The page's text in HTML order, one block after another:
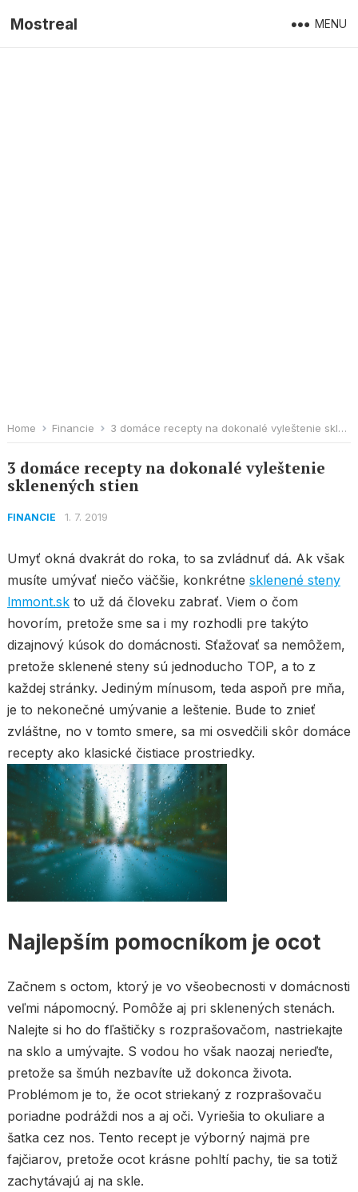
Mostreal MENU
Home Financie 3 domáce recepty na dokonalé vyleštenie sklenených stien
3 domáce recepty na dokonalé vyleštenie
sklenených stien
FINANCIE 1. 7. 2019
Umyť okná dvakrát do roka, to sa zvládnuť dá. Ak však
musíte umývať niečo väčšie, konkrétne sklenené steny
lmmont.skto už dá človeku zabrať. Viem o čom
hovorím, pretože sme sa i my rozhodli pre takýto
dizajnový kúsok do domácnosti. Sťažovať sa nemôžem,
pretože sklenené steny sú jednoducho TOP, a to z
každej stránky. Jediným mínusom, teda aspoň pre mňa,
je to nekonečné umývanie a leštenie. Bude to znieť
zvláštne, no v tomto smere, sa mi osvedčili skôr domáce
recepty ako klasické čistiace prostriedky.
Najlepším pomocníkom je ocot
Začnem s octom, ktorý je vo všeobecnosti v domácnosti
veľmi nápomocný. Pomôže aj pri sklenených stenách.
Nalejte si ho do fľaštičky s rozprašovačom, nastriekajte
na sklo a umývajte. S vodou ho však naozaj nerieďte,
pretože sa šmúh nezbavíte už dokonca života.
Problémom je to, že ocot striekaný z rozprašovaču
poriadne podráždi nos a aj oči. Vyriešia to okuliare a
šatka cez nos. Tento recept je výborný najmä pre
fajčiarov, pretože ocot krásne pohltí pachy, tie sa totiž
zachytávajú aj na skle.